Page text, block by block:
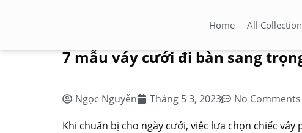
Home All Collection
7 mẫu váy cưới đi bàn sang
Ngọc Nguyễn Tháng 5 3, 2023
No Comments
Khi chuẩn bị cho ngày cưới, việc lựa chọn chiếc váy